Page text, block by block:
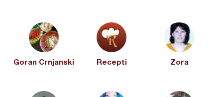
Goran Crnjanski Recepti Zora